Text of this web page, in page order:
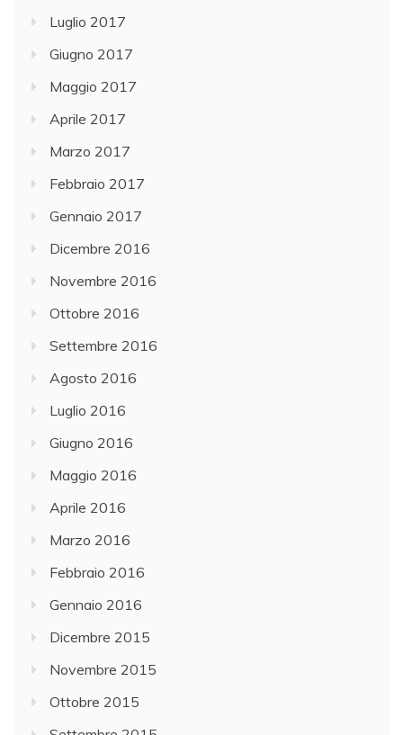
Luglio 2017
Giugno 2017
Maggio 2017
Aprile 2017
Marzo 2017
Febbraio 2017
Gennaio 2017
Dicembre 2016
Novembre 2016
Ottobre 2016
Settembre 2016
Agosto 2016
Luglio 2016
Giugno 2016
Maggio 2016
Aprile 2016
Marzo 2016
Febbraio 2016
Gennaio 2016
Dicembre 2015
Novembre 2015
Ottobre 2015